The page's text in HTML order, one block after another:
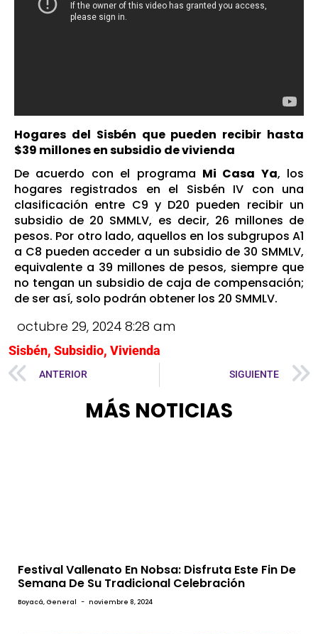
Hogares del Sisbén que pueden recibir hasta
$39 millones en subsidio de vivienda
De acuerdo con el programa Mi Casa Ya, los
hogares registrados en el Sisbén IV con una
clasificación entre C9 y D20 pueden recibir un
subsidio de 20 SMMLV, es decir, 26 millones de
pesos. Por otro lado, aquellos en los subgrupos A1
a C8 pueden acceder a un subsidio de 30 SMMLV,
equivalente a 39 millones de pesos, siempre que
no tengan un subsidio de caja de compensación;
de ser así, solo podrán obtener los 20 SMMLV.
octubre 29, 2024 8:28 am
Sisbén, Subsidio, Vivienda
ANTERIOR SIGUIENTE
MÁS NOTICIAS
Festival Vallenato En Nobsa: Disfruta Este Fin De
Semana De Su Tradicional Celebración
Boyacá, General - noviembre 8, 2024